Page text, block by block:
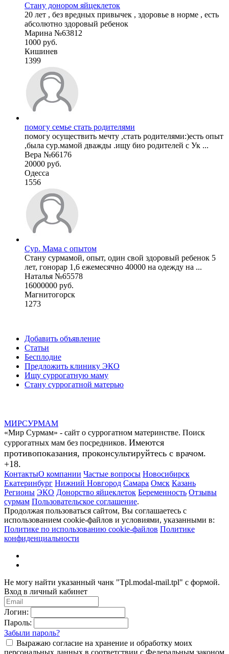
Стану донором яйцеклеток
20 лет , без вредных привычек , здоровье в норме , есть
абсолютно здоровый ребенок
Марина №63812
1000 руб.
Кишинев
1399
помогу семье стать родителями
помогу осуществить мечту ,стать родителями:)есть опыт
,была сур.мамой дважды .ищу био родителей с Ук ...
Вера №66176
20000 руб.
Одесса
1556
Сур. Мама с опытом
Стану сурмамой, опыт, один свой здоровый ребенок 5
лет, гонорар 1,6 ежемесячно 40000 на одежду на ...
Наталья №65578
16000000 руб.
Магнитогорск
1273
Добавить объявление
Статьи
Бесплодие
Предложить клинику ЭКО
Ищу суррогатную маму
Стану суррогатной матерью
МИРСУРМАМ
«Мир Сурмам» - сайт о суррогатном материнстве. Поиск
суррогатных мам без посредников. Имеются
противопоказания, проконсультируйтесь с врачом.
+18.
КонтактыО компании Частые вопросы Новосибирск
Екатеринбург Нижний Новгород Самара Омск Казань
Регионы ЭКО Донорство яйцеклеток Беременность Отзывы
сурмам Пользовательское соглашение.
Продолжая пользоваться сайтом, Вы соглашаетесь с
использованием cookie-файлов и условиями, указанными в:
Политике по использованию cookie-файлов Политике
конфиденциальности
Не могу найти указанный чанк "Tpl.modal-mail.tpl" с формой.
Вход в личный кабинет
Логин:
Пароль:
Забыли пароль?
Выражаю согласие на хранение и обработку моих
персональных данных в соответствии с Федеральным законом